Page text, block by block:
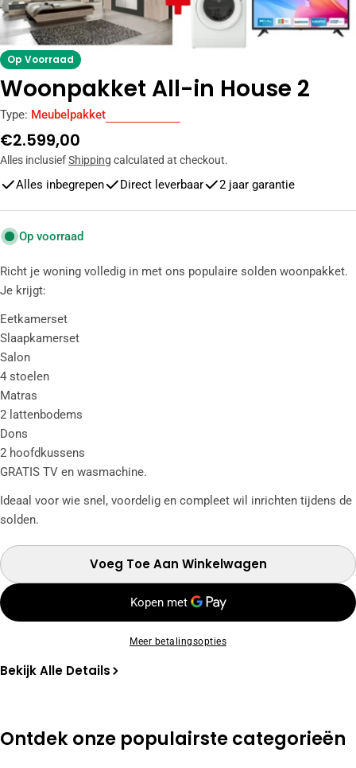
Op Voorraad
Woonpakket All-in House 2
Type: Meubelpakket
Normale
prijs
€2.599,00
Alles inclusiefShipping calculated at checkout.
Alles inbegrepen Direct leverbaar 2 jaar garantie
Op voorraad
Richt je woning volledig in met ons populaire solden woonpakket.
Je krijgt:
Eetkamerset
Slaapkamerset
Salon
4 stoelen
Matras
2 lattenbodems
Dons
2 hoofdkussens
GRATIS TV en wasmachine.
Ideaal voor wie snel, voordelig en compleet wil inrichten tijdens de
solden.
Voeg Toe Aan Winkelwagen
Meer betalingsopties
Bekijk Alle Details
Ontdek onze populairste categorieën